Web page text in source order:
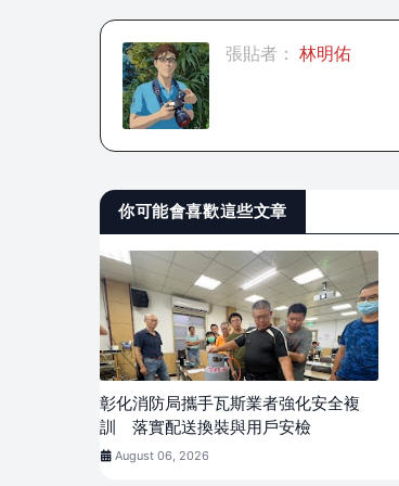
張貼者： 林明佑
你可能會喜歡這些文章
彰化消防局攜手瓦斯業者強化安全複
訓 落實配送換裝與用戶安檢
August 06, 2026